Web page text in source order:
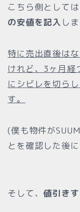
こちら側として
の安値を記入 しま
特に売出直後は
けれど、3ヶ月経
にシビレを切ら
す。
(僕も物件が
とを確認した後
そして、値引き